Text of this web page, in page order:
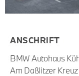
ANSCHRIFT
BMW Autohaus
Am Daßlitzer Kreuz